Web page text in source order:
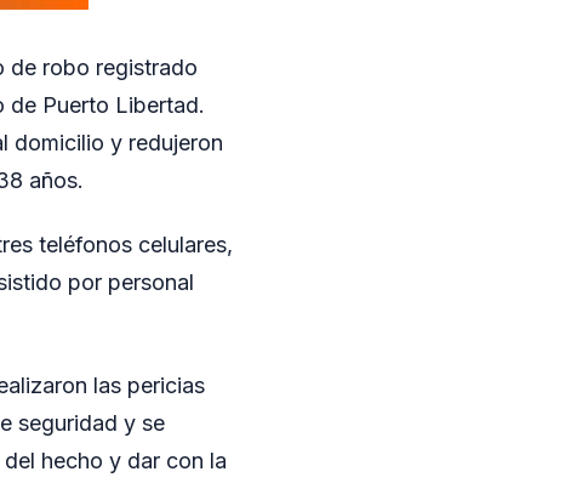
de robo registrado
de Puerto Libertad.
domicilio y redujeron
años.
teléfonos celulares,
por personal
las pericias
seguridad y se
hecho y dar con la